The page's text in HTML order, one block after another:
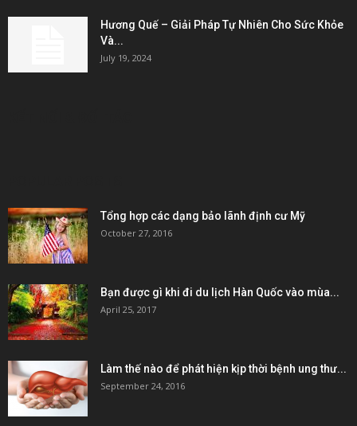
Hương Quế – Giải Pháp Tự Nhiên Cho Sức Khỏe
Và...
July 19, 2024
Tổng hợp các dạng bảo lãnh định cư Mỹ
October 27, 2016
Bạn được gì khi đi du lịch Hàn Quốc vào mùa...
April 25, 2017
Làm thế nào để phát hiện kịp thời bệnh ung thư...
September 24, 2016